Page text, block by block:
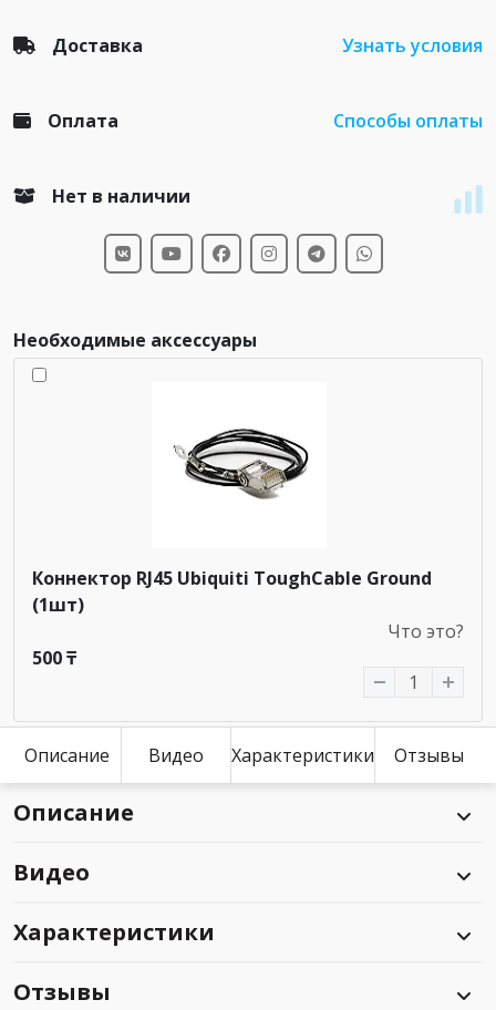
Доставка Узнать условия
Оплата Способы оплаты
Нет в наличии
Необходимые аксессуары
Коннектор RJ45 Ubiquiti ToughCable Ground
(1шт)
Что это?
500 ₸
Описание Видео Характеристики Отзывы
Описание
Видео
Характеристики
Отзывы